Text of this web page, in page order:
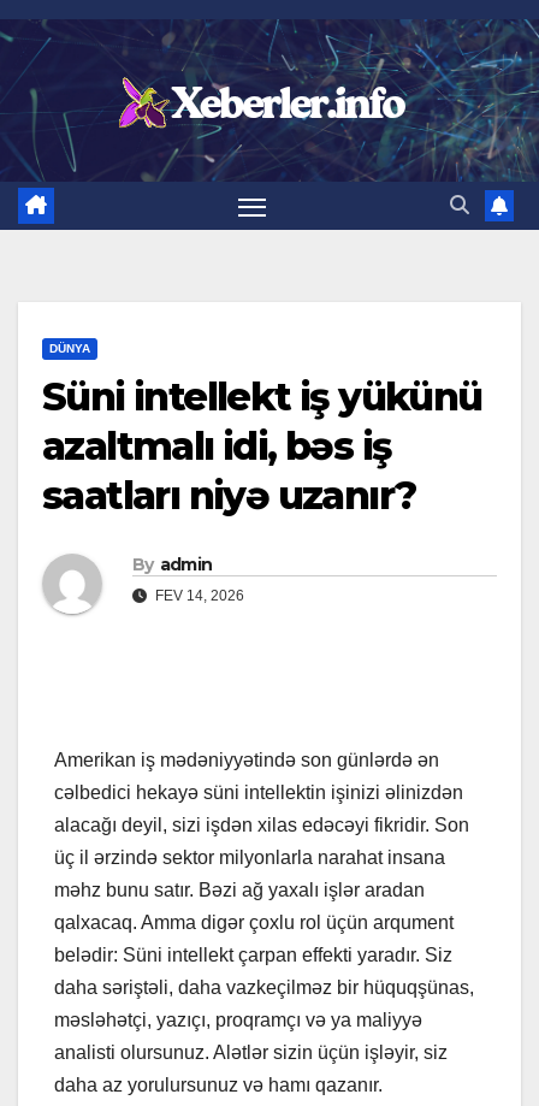
Skip
content
DÜNYA
Süni intellekt iş yükünü
azaltmalı idi, bəs iş
saatları niyə uzanır?
By admin
FEV 14, 2026
Amerikan iş mədəniyyətində son günlərdə ən
cəlbedici hekayə süni intellektin işinizi əlinizdən
alacağı deyil, sizi işdən xilas edəcəyi fikridir. Son
üç il ərzində sektor milyonlarla narahat insana
məhz bunu satır. Bəzi ağ yaxalı işlər aradan
qalxacaq. Amma digər çoxlu rol üçün arqument
belədir: Süni intellekt çarpan effekti yaradır. Siz
daha səriştəli, daha vazkeçilməz bir hüquqşünas,
məsləhətçi, yazıçı, proqramçı və ya maliyyə
analisti olursunuz. Alətlər sizin üçün işləyir, siz
daha az yorulursunuz və hamı qazanır.